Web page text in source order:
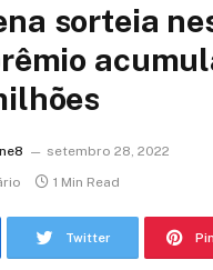
sorteia
setembro 28, 2022
1 Min Read
Twitter